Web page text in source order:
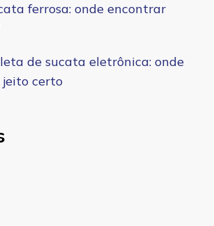
ferrosa: onde encontrar
de sucata eletrônica: onde
certo